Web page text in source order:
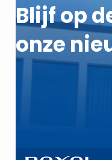
Blijf op
onze